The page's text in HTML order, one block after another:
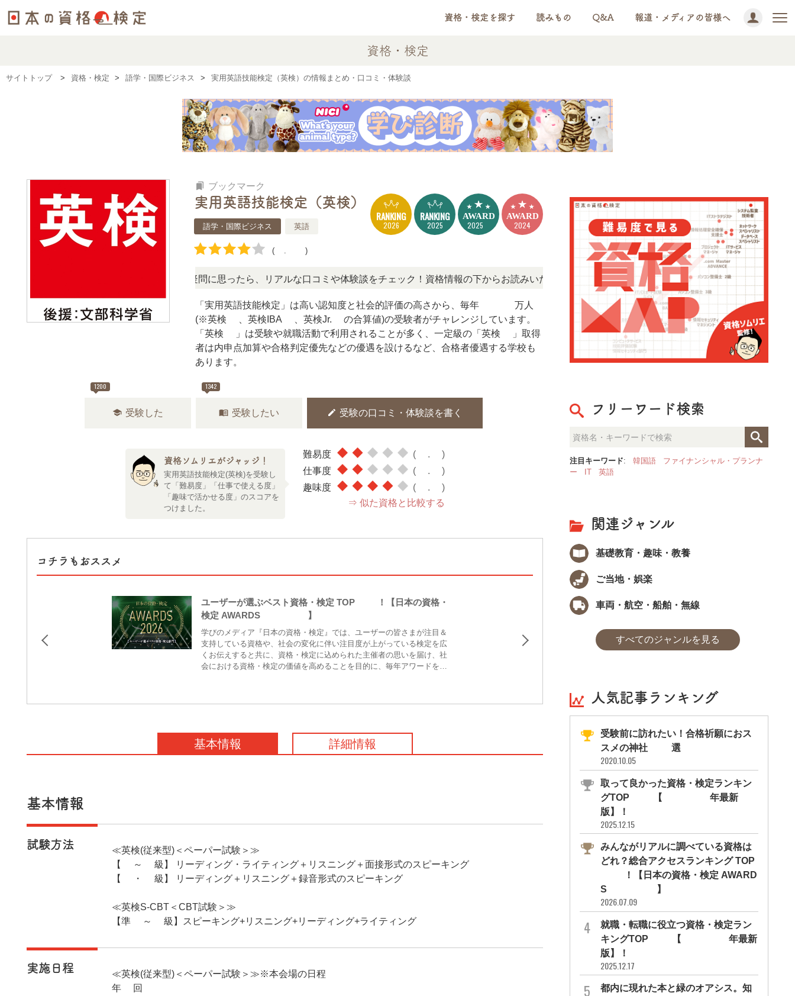
資格・検定を探す 読みもの Q&A 報道・メディアの皆様へ
資格・検定
サイトトップ 資格・検定 語学・国際ビジネス 実用英語技能検定（英検）の情報まとめ・口コミ・体験談
bookmarks ブックマーク
実用英語技能検定（英検）
語学・国際ビジネス 英語
(4.19)
RANKING
2026
RANKING
2025
AWARD
2025
AWARD
2024
、難しい？」「どんな試験？」と疑問に思ったら、リアルな口コミや体験談をチェック！資格情報の下からお読みいただけます。 NEWS! 「この検定、難しい？」「どんな試験？」
「実用英語技能検定」は高い認知度と社会的評価の高さから、毎年400万人
(※英検®、英検IBA®、英検Jr.®の合算値)の受験者がチャレンジしています。
「英検®」は受験や就職活動で利用されることが多く、一定級の「英検®」取得
者は内申点加算や合格判定優先などの優遇を設けるなど、合格者優遇する学校も
あります。
1200
school 受験した
1342
menu_book 受験したい edit 受験の口コミ・体験談を書く
資格ソムリエがジャッジ！
実用英語技能検定(英検)を受験し
て「難易度」「仕事で使える度」
「趣味で活かせる度」のスコアを
つけました。
難易度
(2.0)
仕事度
(2.0)
趣味度
(4.0)
⇒ 似た資格と比較する
コチラもおススメ
ユーザーが選ぶベスト資格・検定 TOP10！【日本の資格・
検定 AWARDS 2026】
学びのメディア『日本の資格・検定』では、ユーザーの皆さまが注目＆
支持している資格や、社会の変化に伴い注目度が上がっている検定を広
くお伝えすると共に、資格・検定に込められた主催者の思いを届け、社
会における資格・検定の価値を高めることを目的に、毎年アワードを決
TOEIC® Listening & Reading Test
英語に関する資格の中でも、最も人気のある
資格の1つです。グローバル化が進む中で、
需要が高まる英語ですが、Listening(聞く)、R
基本情報 詳細情報
基本情報
試験方法
≪英検(従来型)＜ペーパー試験＞≫
【1～3級】 リーディング・ライティング＋リスニング＋面接形式のスピーキング
【4・5級】 リーディング＋リスニング＋録音形式のスピーキング
≪英検S-CBT＜CBT試験＞≫
【準1～3級】スピーキング+リスニング+リーディング+ライティング
実施日程
≪英検(従来型)＜ペーパー試験＞≫※本会場の日程
年3回
フリーワード検索
注目キーワード: 韓国語
ファイナンシャル・プランナ
ー
IT 英語
関連ジャンル
基礎教育・趣味・教養
ご当地・娯楽
車両・航空・船舶・無線
すべてのジャンルを見る
人気記事ランキング
受験前に訪れたい！合格祈願におス
スメの神社11選
2020.10.05
取って良かった資格・検定ランキン
グTOP10【2026年最新
版】！
2025.12.15
みんながリアルに調べている資格は
どれ？総合アクセスランキング TOP
10！【日本の資格・検定 AWARD
S 2026】
2026.07.09
就職・転職に役立つ資格・検定ラン
キングTOP30【2026年最新
版】！
2025.12.17
都内に現れた本と緑のオアシス。知